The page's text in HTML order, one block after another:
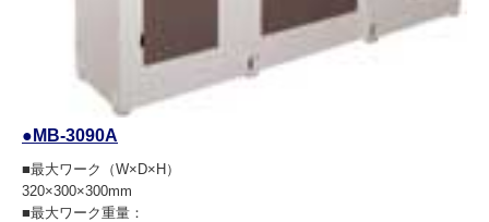
●MB-3090A
■最大ワーク（W×D×H）
320×300×300mm
■最大ワーク重量：